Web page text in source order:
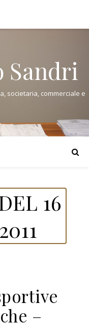
Sandri
societaria, commerciale e
16
–